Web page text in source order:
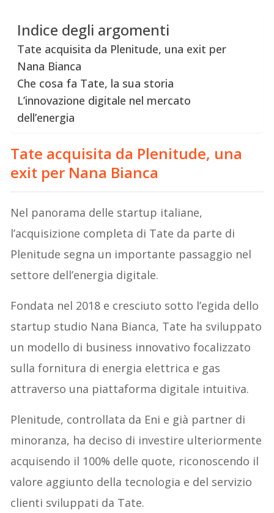
Indice degli argomenti
Tate acquisita da Plenitude, una exit per
Nana Bianca
Che cosa fa Tate, la sua storia
L’innovazione digitale nel mercato
dell’energia
Tate acquisita da Plenitude, una
exit per Nana Bianca
Nel panorama delle startup italiane,
l’acquisizione completa di Tate da parte di
Plenitude segna un importante passaggio nel
settore dell’energia digitale.
Fondata nel 2018 e cresciuto sotto l’egida dello
startup studio Nana Bianca, Tate ha sviluppato
un modello di business innovativo focalizzato
sulla fornitura di energia elettrica e gas
attraverso una piattaforma digitale intuitiva.
Plenitude, controllata da Eni e già partner di
minoranza, ha deciso di investire ulteriormente
acquisendo il 100% delle quote, riconoscendo il
valore aggiunto della tecnologia e del servizio
clienti sviluppati da Tate.